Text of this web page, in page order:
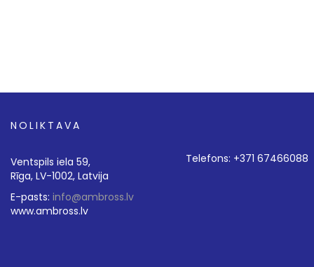
NOLIKTAVA
Ventspils iela 59,
Rīga, LV-1002, Latvija
E-pasts: info@ambross.lv
www.ambross.lv
Telefons: +371 67466088